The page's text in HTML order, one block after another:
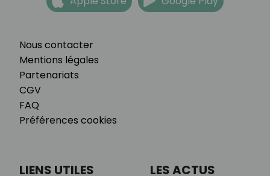
Nous contacter
Mentions légales
Partenariats
CGV
FAQ
Préférences cookies
LIENS UTILES LES ACTUS